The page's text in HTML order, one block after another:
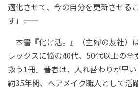
適化させて、今の自分を更新させる
す」――。
本書『化け活。』（主婦の友社）
レックスに悩む40代、50代以上の全
救う1冊。著者は、入れ替わりが早
約35年間、ヘアメイク職人として活